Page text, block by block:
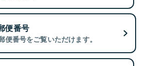
便番号
便番号をご覧いただけます。